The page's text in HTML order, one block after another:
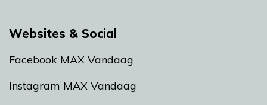
Websites & Social
Facebook MAX Vandaag
Instagram MAX Vandaag